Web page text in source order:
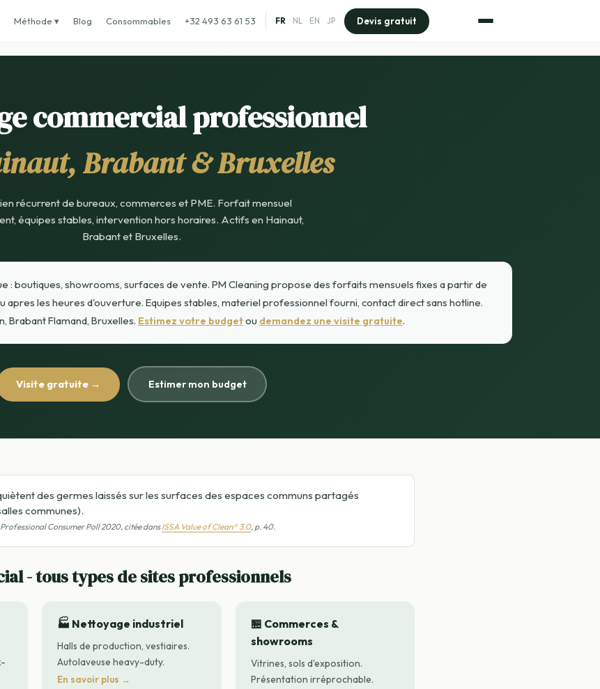
Méthode ▾ Blog Consommables +32 493 63 61 53 FR NL EN JP Devis gratuit
commercial professionnel
Brabant & Bruxelles
récurrent de bureaux, commerces et PME. Forfait mensuel
équipes stables, intervention hors horaires. Actifs en Hainaut,
Brabant et Bruxelles.
: boutiques, showrooms, surfaces de vente. PM Cleaning propose des forfaits mensuels fixes a partir de
apres les heures d'ouverture. Equipes stables, materiel professionnel fourni, contact direct sans hotline.
Brabant Flamand, Bruxelles. Estimez votre budgetou demandez une visite gratuite.
Visite gratuite → Estimer mon budget
des germes laissés sur les surfaces des espaces communs partagés
communes).
Consumer Poll 2020, citée dansISSA Value of Clean® 3.0, p. 40.
- tous types de sites professionnels
🏭 Nettoyage industriel
Halls de production, vestiaires.
Autolaveuse heavy-duty.
En savoir plus →
🏪 Commerces &
showrooms
Vitrines, sols d'exposition.
Présentation irréprochable.